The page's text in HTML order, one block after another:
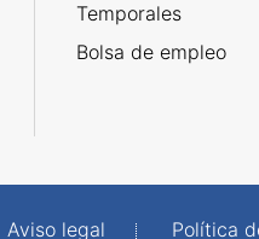
Temporales
Bolsa de empleo
Aviso legal Política